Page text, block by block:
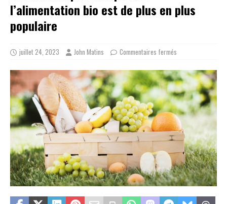
l’alimentation bio est de plus en plus
populaire
juillet 24, 2023 John Matins Commentaires fermés